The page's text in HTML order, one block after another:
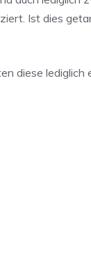
Ist dies
diese